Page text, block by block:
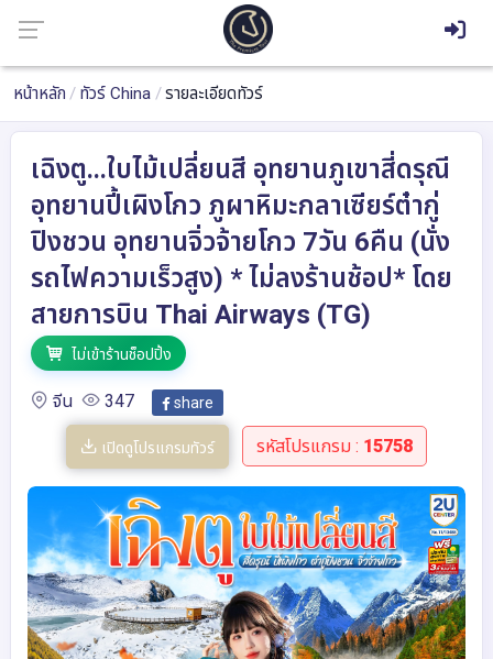
หน้าหลัก ทัวร์ China รายละเอียดทัวร์
เฉิงตู...ใบไม้เปลี่ยนสี อุทยานภูเขาสี่ดรุณี
อุทยานปี้เผิงโกว ภูผาหิมะกลาเซียร์ต๋ากู่
ปิงชวน อุทยานจิ่วจ้ายโกว 7วัน 6คืน (นั่ง
รถไฟความเร็วสูง) * ไม่ลงร้านช้อป* โดย
สายการบิน Thai Airways (TG)
ไม่เข้าร้านช็อปปิ้ง
จีน 347 share
เปิดดูโปรแกรมทัวร์ รหัสโปรแกรม : 15758